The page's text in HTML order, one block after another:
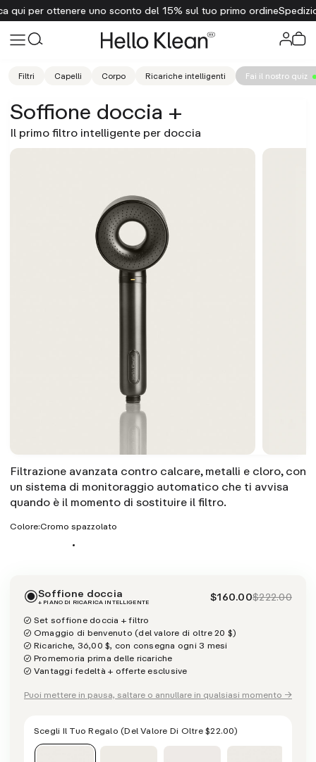
uno sconto del 15% sul tuo primo ordineSpedizione
Filtri Capelli Corpo Ricariche intelligenti Fai il nostro quiz
Soffione doccia +
Il primo filtro intelligente per doccia
Filtrazione avanzata contro calcare, metalli e cloro, con
un sistema di monitoraggio automatico che ti avvisa
quando è il momento di sostituire il filtro.
Colore:Cromo spazzolato
Soffione doccia
+ PIANO DI RICARICA INTELLIGENTE $160.00$222.00
Set soffione doccia + filtro
Omaggio di benvenuto (del valore di oltre 20 $)
Ricariche, 36,00 $, con consegna ogni 3 mesi
Promemoria prima delle ricariche
Vantaggi fedeltà + offerte esclusive
Puoi mettere in pausa, saltare o annullare in qualsiasi momento →
Scegli Il Tuo Regalo(del Valore Di Oltre$22.00)